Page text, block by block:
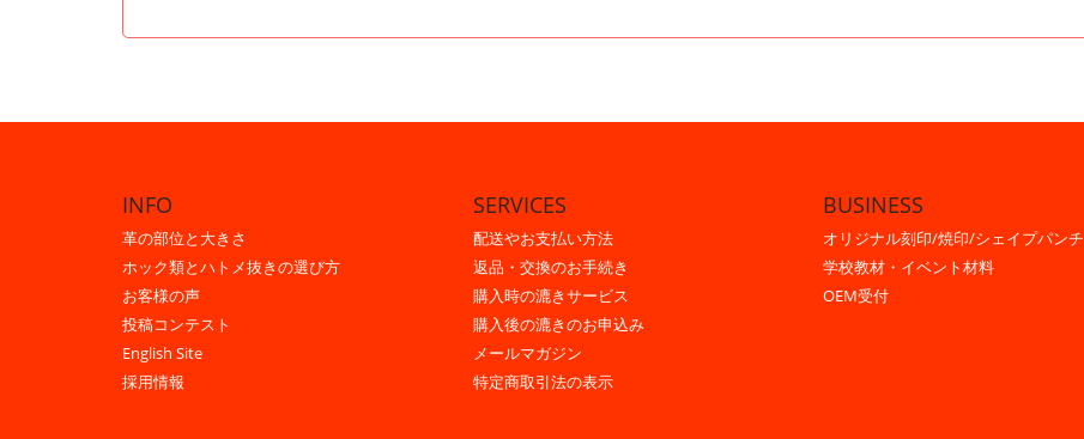
INFO
革の部位と大きさ
ホック類とハトメ抜きの選び方
お客様の声
投稿コンテスト
English Site
採用情報
SERVICES
配送やお支払い方法
返品・交換のお手続き
購入時の漉きサービス
購入後の漉きのお申込み
メールマガジン
特定商取引法の表示
BUSINESS
オリジナル刻印/焼印/シェイプパンチ
学校教材・イベント材料
OEM受付